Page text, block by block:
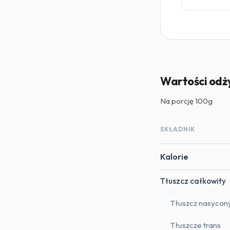
Wartości
Na porcję100g
SKŁADNIK
Kalorie
Tłuszcz całkowity
Tłuszcz
Tłuszcze trans